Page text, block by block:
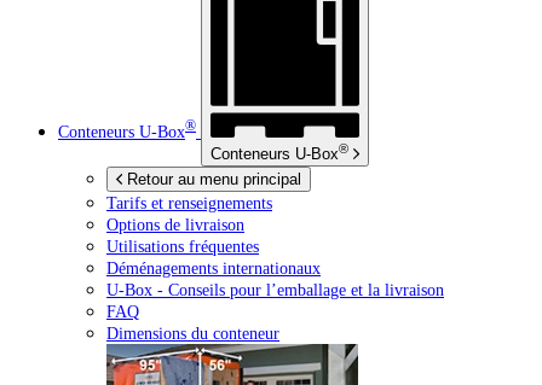
Conteneurs U-Box®
Conteneurs U-Box®
Retour au menu principal
Tarifs et renseignements
Options de livraison
Utilisations fréquentes
Déménagements internationaux
U-Box - Conseils pour l’emballage et la livraison
FAQ
Dimensions du conteneur